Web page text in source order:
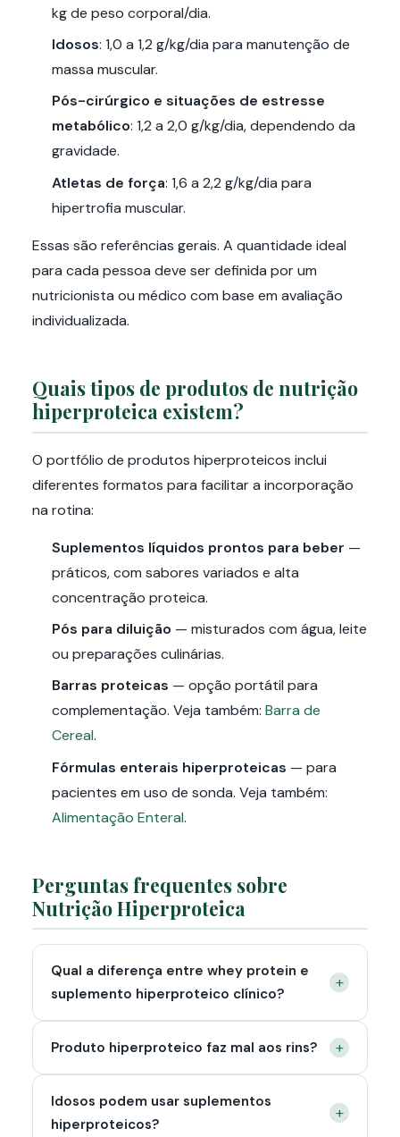
kg de peso corporal/dia.
Idosos: 1,0 a 1,2 g/kg/dia para manutenção de
massa muscular.
Pós-cirúrgico e situações de estresse
metabólico: 1,2 a 2,0 g/kg/dia, dependendo da
gravidade.
Atletas de força: 1,6 a 2,2 g/kg/dia para
hipertrofia muscular.
Essas são referências gerais. A quantidade ideal
para cada pessoa deve ser definida por um
nutricionista ou médico com base em avaliação
individualizada.
Quais tipos de produtos de nutrição
hiperproteica existem?
O portfólio de produtos hiperproteicos inclui
diferentes formatos para facilitar a incorporação
na rotina:
Suplementos líquidos prontos para beber —
práticos, com sabores variados e alta
concentração proteica.
Pós para diluição — misturados com água, leite
ou preparações culinárias.
Barras proteicas — opção portátil para
complementação. Veja também:Barra de
Cereal.
Fórmulas enterais hiperproteicas — para
pacientes em uso de sonda. Veja também:
Alimentação Enteral.
Perguntas frequentes sobre
Nutrição Hiperproteica
Qual a diferença entre whey protein e
suplemento hiperproteico clínico?
+
Produto hiperproteico faz mal aos rins? +
Idosos podem usar suplementos
hiperproteicos?
+